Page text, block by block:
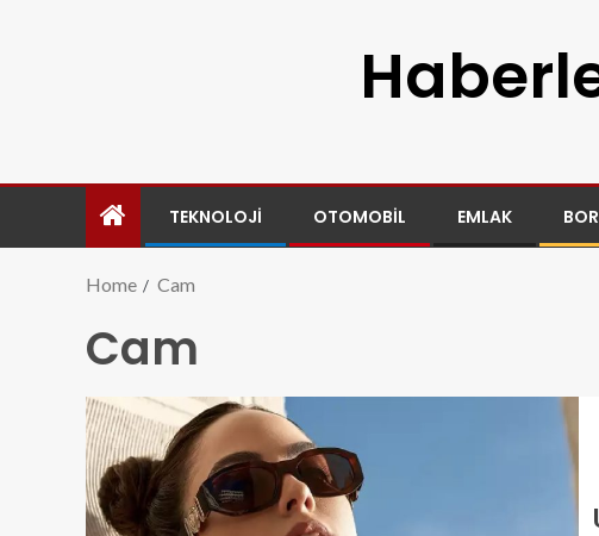
TEKNOLOJI OTOMOBIL EMLAK
Home Cam
Cam